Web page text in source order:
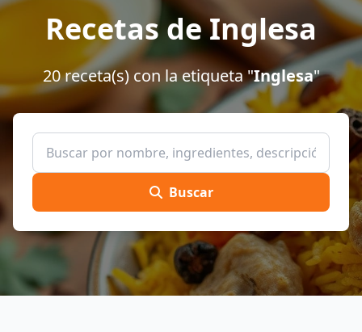
Recetas de Inglesa
20 receta(s) con la etiqueta "Inglesa"
Buscar